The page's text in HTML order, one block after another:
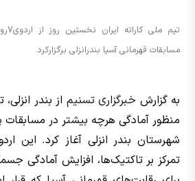
مسابقات قهرمانی آسیا بندرانزلی برگزارکرد.
به گزارش خبرگزاری تسنیم از بندر
منظور آمادگی هرچه بیشتر در مسابقات
شهرستان بندر انزلی آغاز کرد. این
تمرکز بر تاکتیک‌ها، افزایش آمادگی